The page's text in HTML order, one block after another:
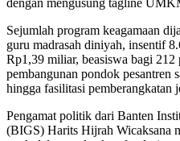
Sejumlah program keagamaan
guru madrasah diniyah, insentif
Rp1,39 miliar, beasiswa bagi
pembangunan pondok pesantren
hingga fasilitasi pemberangkatan
Pengamat politik dari Banten
(BIGS) Harits Hijrah Wicaksana